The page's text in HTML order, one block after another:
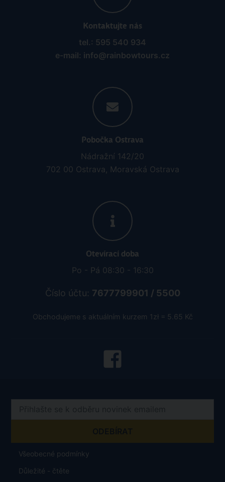
Kontaktujte nás
tel.: 595 540 934
e-mail: info@rainbowtours.cz
Pobočka Ostrava
Nádražní 142/20
702 00 Ostrava, Moravská Ostrava
Otevírací doba
Po - Pá 08:30 - 16:30
Číslo účtu: 7677799901 / 5500
Obchodujeme s aktuálním kurzem 1zł = 5.65 Kč
Všeobecné podmínky
Důležité - čtěte